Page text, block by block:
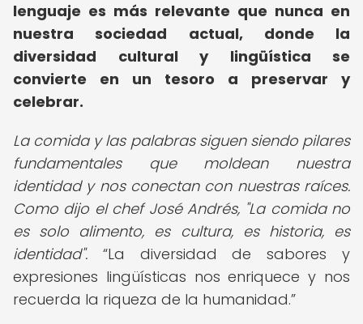
lenguaje es más relevante que nunca en
nuestra sociedad actual, donde la
diversidad cultural y lingüística se
convierte en un tesoro a preservar y
celebrar.
La comida y las palabras siguen siendo pilares
fundamentales que moldean nuestra
identidad y nos conectan con nuestras raíces.
Como dijo el chef José Andrés, "La comida no
es solo alimento, es cultura, es historia, es
identidad".
La diversidad de sabores y
expresiones lingüísticas nos enriquece y nos
recuerda la riqueza de la humanidad.